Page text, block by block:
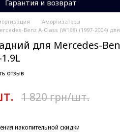
Гарантия и возврат
Амортизаторы
Benz A-Class (W168) (1997-2004)
для Mercedes-
отзыв
1 820 грн/шт.
накопительной скидки